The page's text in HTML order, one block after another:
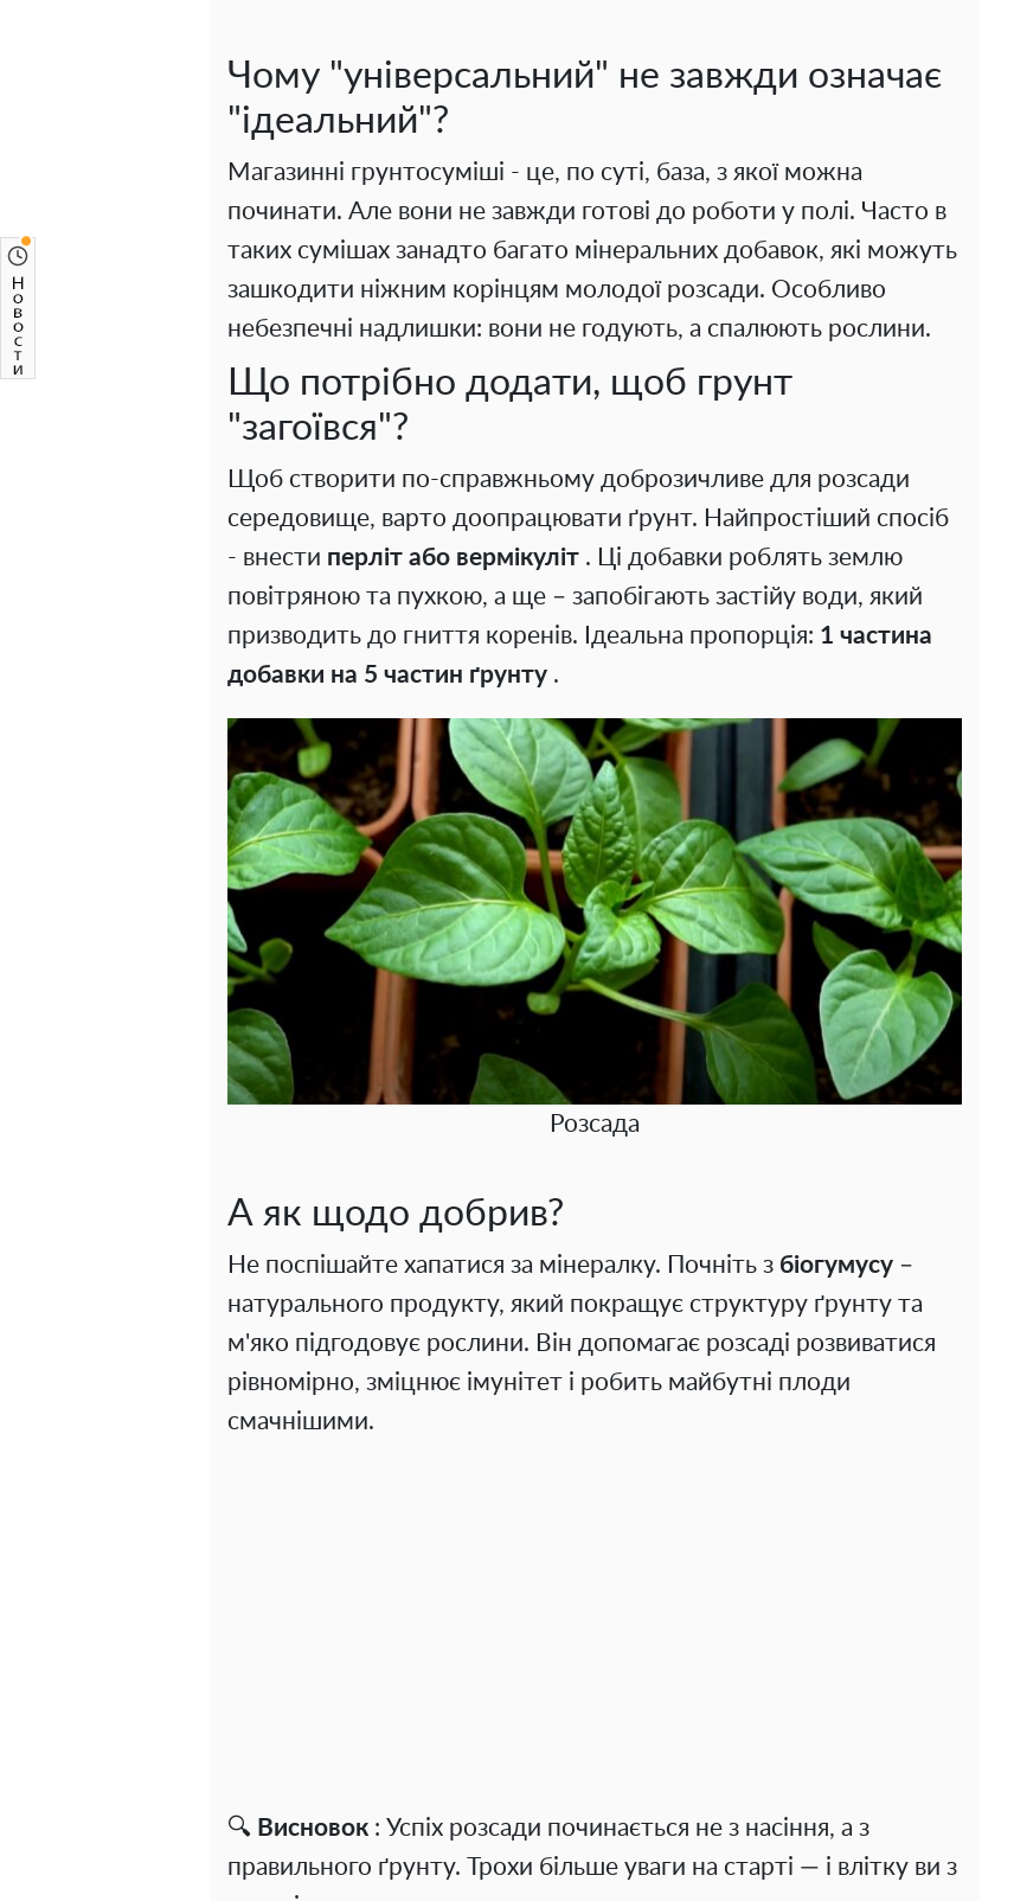
Чому "універсальний" не завжди означає
"ідеальний"?
Магазинні грунтосуміші - це, по суті, база, з якої можна
починати. Але вони не завжди готові до роботи у полі. Часто в
таких сумішах занадто багато мінеральних добавок, які можуть
зашкодити ніжним корінцям молодої розсади. Особливо
небезпечні надлишки: вони не годують, а спалюють рослини.
Що потрібно додати, щоб грунт
"загоївся"?
Щоб створити по-справжньому доброзичливе для розсади
середовище, варто доопрацювати ґрунт. Найпростіший спосіб
- внести перліт або вермікуліт . Ці добавки роблять землю
повітряною та пухкою, а ще – запобігають застійу води, який
призводить до гниття коренів. Ідеальна пропорція: 1 частина
добавки на 5 частин ґрунту .
Розсада
А як щодо добрив?
Не поспішайте хапатися за мінералку. Почніть з біогумусу –
натурального продукту, який покращує структуру ґрунту та
м'яко підгодовує рослини. Він допомагає розсаді розвиватися
рівномірно, зміцнює імунітет і робить майбутні плоди
смачнішими.
🔍 Висновок : Успіх розсади починається не з насіння, а з
правильного ґрунту. Трохи більше уваги на старті — і влітку ви з